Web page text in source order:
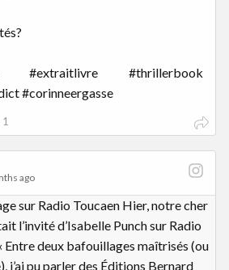
#extraitlivre #thrillerbook
#corinneergasse
1
ago